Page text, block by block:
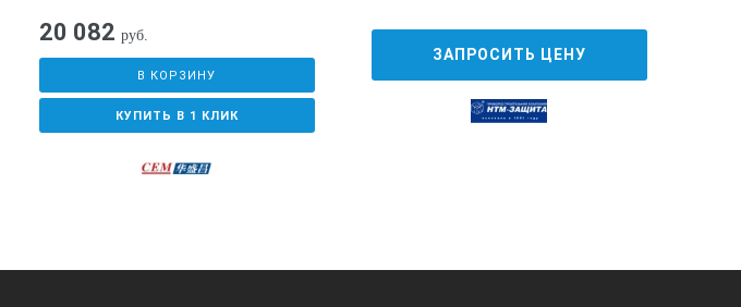
85 % относит. влажн. / 0 ... + 50 °C
20 082 руб.
В КОРЗИНУ
КУПИТЬ В 1 КЛИК
ЗАПРОСИТЬ ЦЕНУ